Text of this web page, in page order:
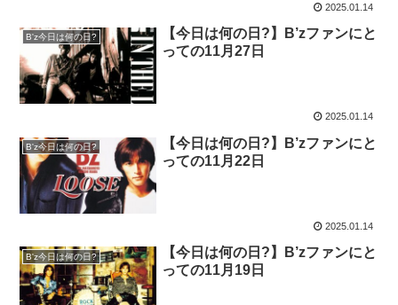
2025.01.14
B'z今日は何の日?
【今日は何の日?】B’zファンにと
っての11月27日
2025.01.14
B'z今日は何の日?
【今日は何の日?】B’zファンにと
っての11月22日
2025.01.14
B'z今日は何の日?
【今日は何の日?】B’zファンにと
っての11月19日